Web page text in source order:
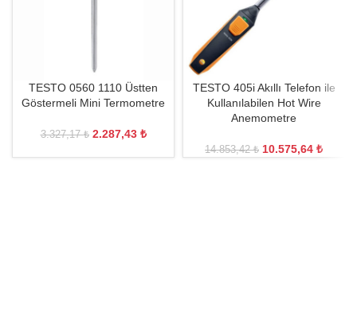
TESTO 0560 1110 Üstten
Göstermeli Mini Termometre
3.327,17₺ 2.287,43 ₺
TESTO 405i Akıllı Telefon ile
Kullanılabilen Hot Wire
Anemometre
14.853,42₺ 10.575,64 ₺